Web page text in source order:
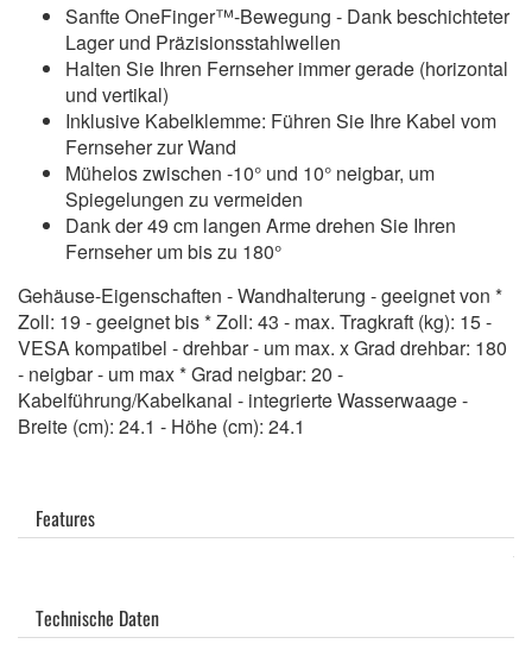
Sanfte OneFinger™-Bewegung - Dank beschichteter
Lager und Präzisionsstahlwellen
Halten Sie Ihren Fernseher immer gerade (horizontal
und vertikal)
Inklusive Kabelklemme: Führen Sie Ihre Kabel vom
Fernseher zur Wand
Mühelos zwischen -10° und 10° neigbar, um
Spiegelungen zu vermeiden
Dank der 49 cm langen Arme drehen Sie Ihren
Fernseher um bis zu 180°
Gehäuse-Eigenschaften - Wandhalterung - geeignet von *
Zoll: 19 - geeignet bis * Zoll: 43 - max. Tragkraft (kg): 15 -
VESA kompatibel - drehbar - um max. x Grad drehbar: 180
- neigbar - um max * Grad neigbar: 20 -
Kabelführung/Kabelkanal - integrierte Wasserwaage -
Breite (cm): 24.1 - Höhe (cm): 24.1
Features
Technische Daten